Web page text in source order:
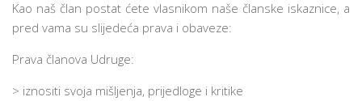
Kao naš član postat ćete vlasnikom naše članske iskaznice, a
pred vama su slijedeća prava i obaveze:
Prava članova Udruge:
> iznositi svoja mišljenja, prijedloge i kritike